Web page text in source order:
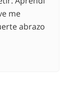
me
abrazo